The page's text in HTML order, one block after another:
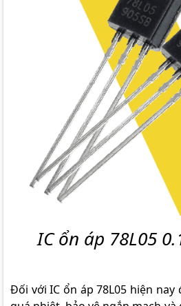
IC ổn áp 78L05
Đối với IC ổn áp 78L05 hiện